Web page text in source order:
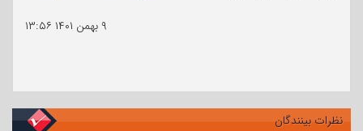
۹ بهمن ۱۴۰۱
۱۳:۵۶
نظرات بینندگان